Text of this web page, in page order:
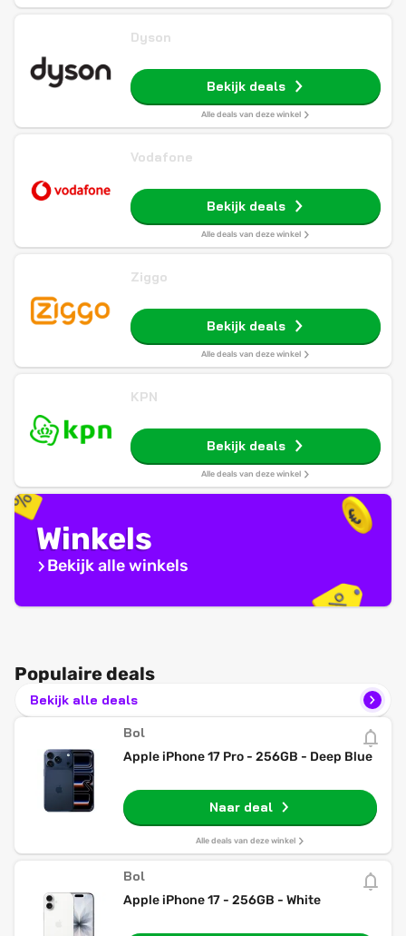
Dyson
Bekijk deals
Alle deals van deze winkel
Vodafone
Bekijk deals
Alle deals van deze winkel
Ziggo
Bekijk deals
Alle deals van deze winkel
KPN
Bekijk deals
Alle deals van deze winkel
Winkels
Bekijk alle winkels
Populaire deals
Bekijk alle deals
Bol
Apple iPhone 17 Pro - 256GB - Deep Blue
Naar deal
Alle deals van deze winkel
Bol
Apple iPhone 17 - 256GB - White